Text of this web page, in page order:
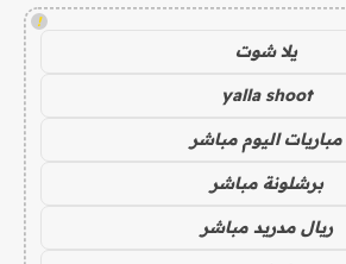
!
يلا شوت
yalla shoot
مباريات اليوم مباشر
برشلونة مباشر
ريال مدريد مباشر